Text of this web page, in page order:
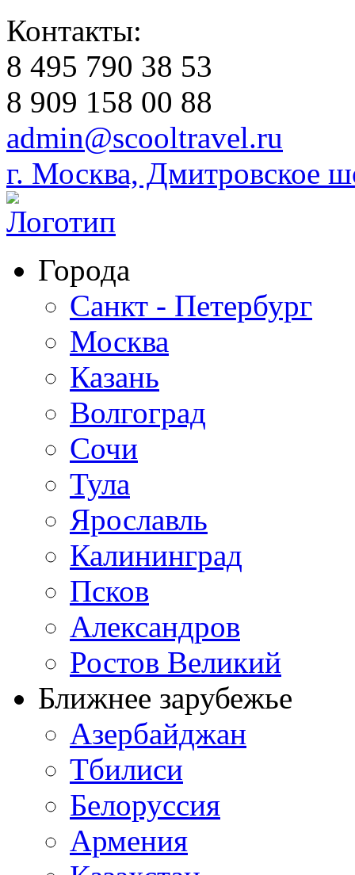
Контакты:
8 495 790 38 53
8 909 158 00 88
admin@scooltravel.ru
г. Москва, Дмитровское
Города
Санкт - Петербург
Москва
Казань
Волгоград
Сочи
Тула
Ярославль
Калининград
Псков
Александров
Ростов Великий
Ближнее зарубежье
Азербайджан
Тбилиси
Белоруссия
Армения